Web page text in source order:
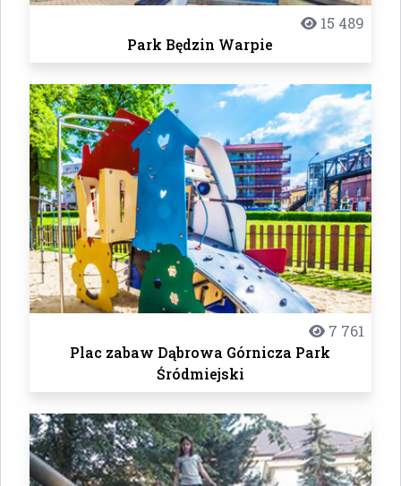
15 489
Park Będzin Warpie
7 761
Plac zabaw Dąbrowa Górnicza Park
Śródmiejski